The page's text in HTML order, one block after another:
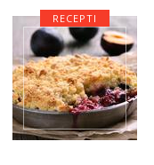
RECEPTI